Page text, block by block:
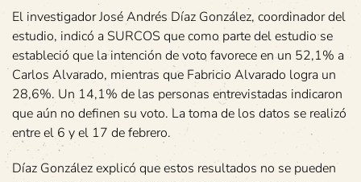
El investigador José Andrés Díaz González, coordinador del
estudio, indicó a SURCOS que como parte del estudio se
estableció que la intención de voto favorece en un 52,1% a
Carlos Alvarado, mientras que Fabricio Alvarado logra un
28,6%. Un 14,1% de las personas entrevistadas indicaron
que aún no definen su voto. La toma de los datos se realizó
entre el 6 y el 17 de febrero.
Díaz González explicó que estos resultados no se pueden